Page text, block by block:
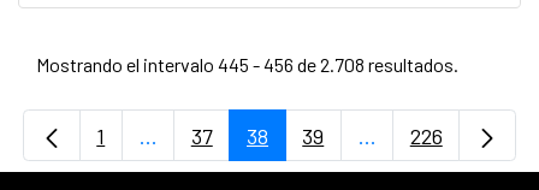
Mostrando el intervalo 445 - 456 de 2.708 resultados.
Página
1 ...Páginas intermedias Use TAB para
Página
37 Página
38 Página
39 ...PáginasPágina
226